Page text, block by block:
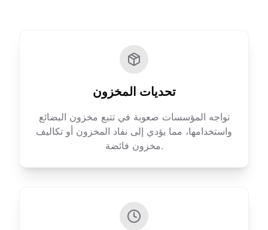
تحديات المخزون
تواجه المؤسسات صعوبة في تتبع مخزون البضائع
واستخدامها، مما يؤدي إلى نفاد المخزون أو تكاليف
مخزون فائضة.